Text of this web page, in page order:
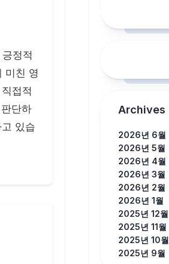
정적
미친 영
접적
단하
있습
Archives
2026년 6월
2026년 5월
2026년 4월
2026년 3월
2026년 2월
2026년 1월
2025년 12월
2025년 11월
2025년 10월
2025년 9월